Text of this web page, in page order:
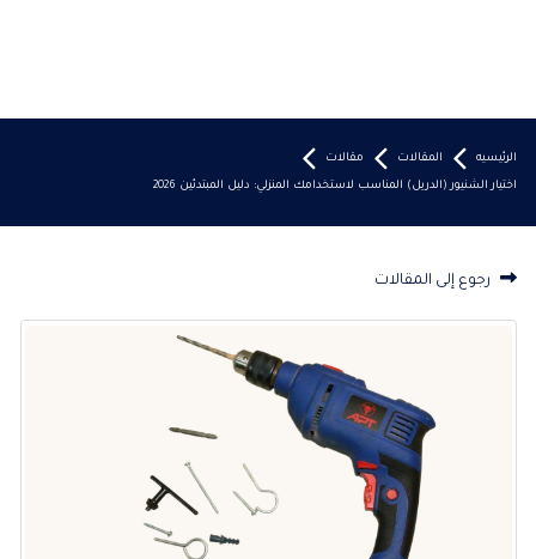
الرئيسيه المقالات مقالات
اختيار الشنيور (الدريل) المناسب لاستخدامك المنزلي: دليل المبتدئين 2026
رجوع إلى المقالات